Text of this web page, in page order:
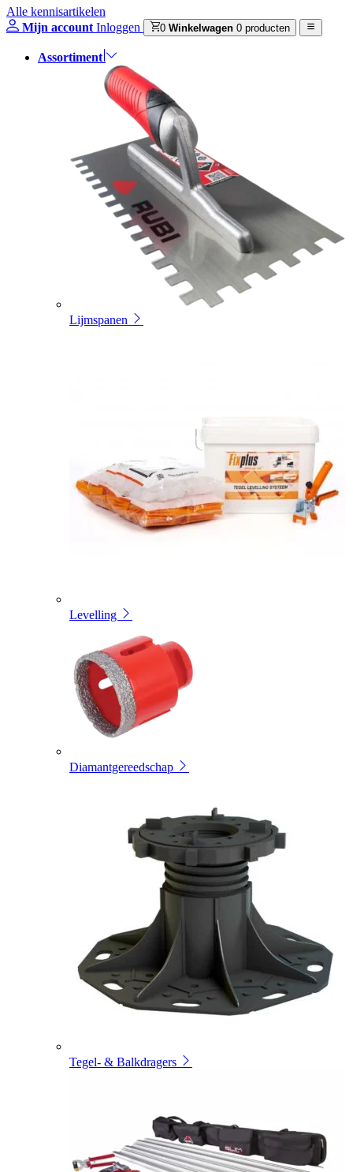
Alle kennisartikelen
Mijn account Inloggen 0 Winkelwagen 0 producten
Assortiment
Lijmspanen
Levelling
Diamantgereedschap
Tegel- & Balkdragers